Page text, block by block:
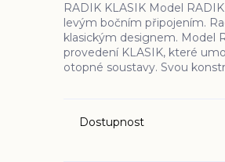
RADIK KLASIK Model
levým bočním připojením.
klasickým designem. Model
provedení KLASIK, které
otopné soustavy. Svou
Dostupnost